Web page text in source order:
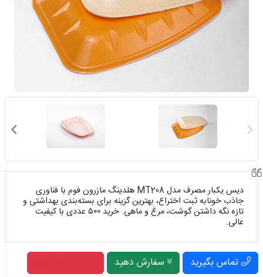
دیس یکبار مصرف مدل MT208 هلدینگ مازرون فوم با فناوری
جاذب خونابه ثبت اختراع، بهترین گزینه برای بسته‌بندی بهداشتی و
تازه نگه داشتن گوشت، مرغ و ماهی. خرید ۵۰۰ عددی با کیفیت
عالی.
تماس بگیرید سفارش دهید